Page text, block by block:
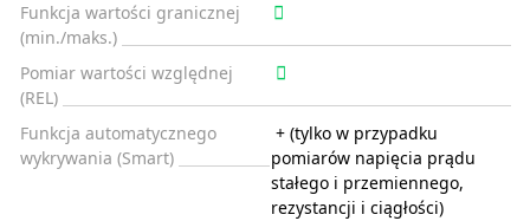
Funkcja wartości granicznej
(min./maks.)
Pomiar wartości względnej
(REL)
Funkcja automatycznego
wykrywania (Smart)
+ (tylko w przypadku
pomiarów napięcia prądu
stałego i przemiennego,
rezystancji i ciągłości)